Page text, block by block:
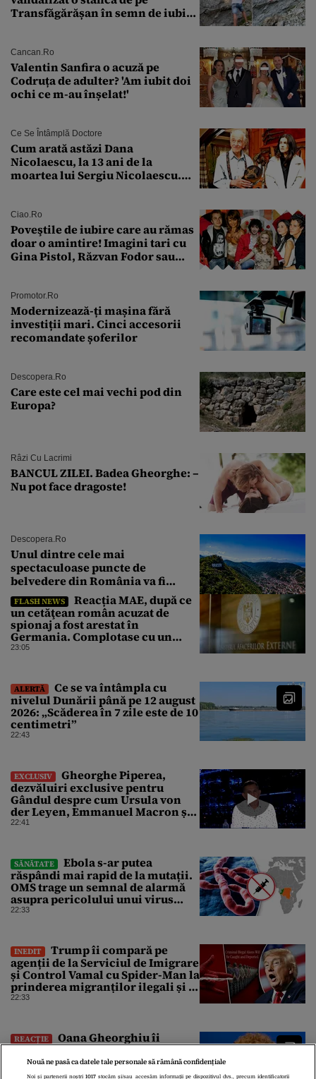
Transfăgărășan în semn de iubire
Cancan.ro
Valentin Sanfira o acuză pe
Codruța de adulter? 'Am iubit doi
ochi ce m-au înșelat!'
Ce Se Întâmplă Doctore
Cum arată astăzi Dana
Nicolaescu, la 13 ani de la
moartea lui Sergiu Nicolaescu.
Ciao.ro
Poveştile de iubire care au rămas
doar o amintire! Imagini tari cu
Gina Pistol, Răzvan Fodor sau
Promotor.ro
Modernizează-ți mașina fără
investiții mari. Cinci accesorii
recomandate șoferilor
Descopera.ro
Care este cel mai vechi pod din
Europa?
Râzi Cu Lacrimi
BANCUL ZILEI. Badea Gheorghe: –
Nu pot face dragoste!
Descopera.ro
Unul dintre cele mai
spectaculoase puncte de
belvedere din România va fi
restaurat
FLASH NEWS
Reacția MAE, după ce
un cetăţean român acuzat de
spionaj a fost arestat în
Germania. Complotase cu un
ucrainean ca să asasineze un
23:05
ALERTĂ
Ce se va întâmpla cu
nivelul Dunării până pe 12 august
2026: „Scăderea în 7 zile este de 10
centimetri”
22:43
EXCLUSIV
Gheorghe Piperea,
dezvăluiri exclusive pentru
Gândul despre cum Ursula von
der Leyen, Emmanuel Macron și
Zelenski plănuiesc pe Signal să îl
22:41
SĂNĂTATE
Ebola s-ar putea
răspândi mai rapid de la mutații.
OMS trage un semnal de alarmă
asupra pericolului unui virus
pentru care nu există vaccin
22:33
INEDIT
Trump îi compară pe
agenții de la Serviciul de Imigrare
și Control Vamal cu Spider-Man la
prinderea migranților ilegali și a
infractorilor
22:33
REACȚIE
Oana Gheorghiu îi
îndeamnă pe români să nu mai
folosească mașinile de spălat și
uscătoarele pentru reducerea
Nouă ne pasă ca datele tale personale să rămână confidențiale
Noi și partenerii noștri1017 stocăm și/sau accesăm informații pe dispozitivul dvs., precum identificatorii